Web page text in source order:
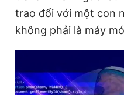
Phó tổng biên tập: Lâm Hiếu
Phó tổng biên tập: Trần Việt
Tổng thư ký tòa soạn: Đức
chép dưới mọi hình thức nếu
bản. Phát triển bởi ePi
trao đổi với một con
không phải là máy